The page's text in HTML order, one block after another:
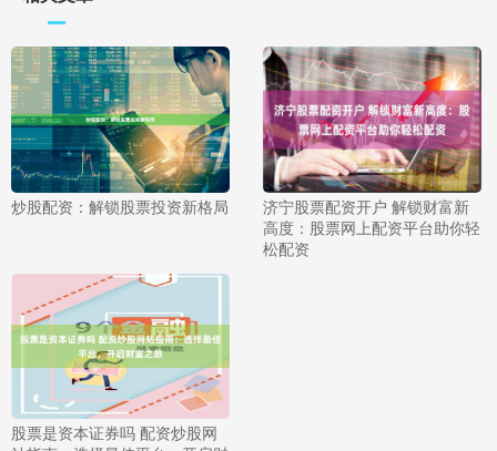
炒股配资：解锁股票投资新格局
济宁股票配资开户 解锁财富新
高度：股票网上配资平台助你轻
松配资
股票是资本证券吗 配资炒股网